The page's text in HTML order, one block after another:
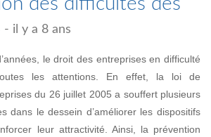
- il y a 8 ans
le droit des entreprises en difficulté
les attentions. En effet, la loi de
du 26 juillet 2005 a souffert plusieurs
dans le dessein d’améliorer les dispositifs
leur attractivité. Ainsi, la prévention